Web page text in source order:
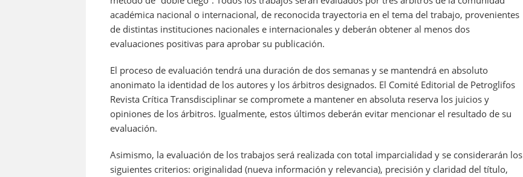
académica nacional o internacional, de reconocida trayectoria en el tema del trabajo, provenientes
de distintas instituciones nacionales e internacionales y deberán obtener al menos dos
evaluaciones positivas para aprobar su publicación.
El proceso de evaluación tendrá una duración de dos semanas y se mantendrá en absoluto
anonimato la identidad de los autores y los árbitros designados. El Comité Editorial de Petroglifos
Revista Crítica Transdisciplinar se compromete a mantener en absoluta reserva los juicios y
opiniones de los árbitros. Igualmente, estos últimos deberán evitar mencionar el resultado de su
evaluación.
Asimismo, la evaluación de los trabajos será realizada con total imparcialidad y se considerarán los
siguientes criterios: originalidad (nueva información y relevancia), precisión y claridad del título,